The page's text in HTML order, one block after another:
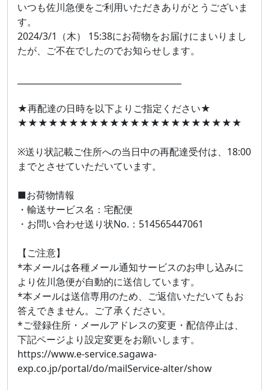
いつも佐川急便をご利用いただきありがとうございま
す。
2024/3/1（木） 15:38にお荷物をお届けにまいりまし
たが、ご不在でしたのでお知らせします。
★再配達の日時を以下よりご指定ください★
★★★★★★★★★★★★★★★★★★★★★★
※送り状記載ご住所への当日中の再配達受付は、18:00
までとさせていただいています。
■お荷物情報
・輸送サービス名：宅配便
・お問い合わせ送り状No.：514565447061
【ご注意】
*本メールは各種メール通知サービスのお申し込みに
より佐川急便が自動的に送信しています。
*本メールは送信専用のため、ご返信いただいてもお
答えできません。ご了承ください。
*ご登録住所・メールアドレスの変更・配信停止は、
下記ページより設定変更をお願いします。
https://www.e-service.sagawa-
exp.co.jp/portal/do/mailService-alter/show